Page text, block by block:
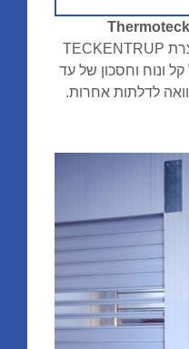
דלת גלילה אנכית חזקה, תוצרת TECKENTRUP
ונוח וחסכון של עד